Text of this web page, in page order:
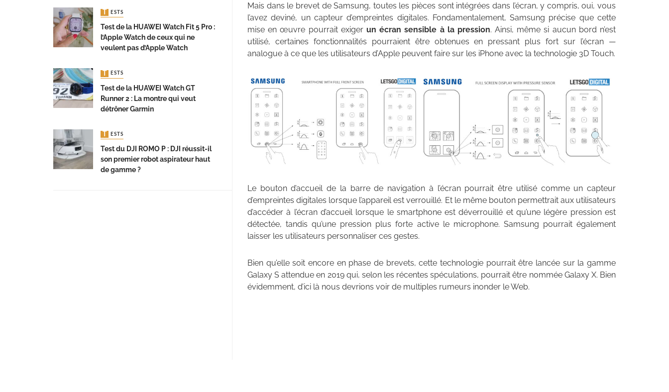
Mais dans le brevet de Samsung, toutes les pièces sont intégrées dans l’écran, y compris, oui, vous
l’avez deviné, un capteur d’empreintes digitales. Fondamentalement, Samsung précise que cette
mise en œuvre pourrait exigerun écran sensible à la pression. Ainsi, même si aucun bord n’est
utilisé, certaines fonctionnalités pourraient être obtenues en pressant plus fort sur l’écran —
analogue à ce que les utilisateurs d’Apple peuvent faire sur les iPhone avec la technologie 3D Touch.
Le bouton d’accueil de la barre de navigation à l’écran pourrait être utilisé comme un capteur
d’empreintes digitales lorsque l’appareil est verrouillé. Et le même bouton permettrait aux utilisateurs
d’accéder à l’écran d’accueil lorsque le smartphone est déverrouillé et qu’une légère pression est
détectée, tandis qu’une pression plus forte active le microphone. Samsung pourrait également
laisser les utilisateurs personnaliser ces gestes.
Bien qu’elle soit encore en phase de brevets, cette technologie pourrait être lancée sur la gamme
Galaxy S attendue en 2019 qui, selon les récentes spéculations, pourrait être nommée Galaxy X. Bien
évidemment, d’ici là nous devrions voir de multiples rumeurs inonder le Web.
TESTS
Test de la HUAWEI Watch Fit 5 Pro :
l’Apple Watch de ceux qui ne
veulent pas d’Apple Watch
TESTS
Test de la HUAWEI Watch GT
Runner 2 : La montre qui veut
détrôner Garmin
TESTS
Test du DJI ROMO P : DJI réussit-il
son premier robot aspirateur haut
de gamme ?